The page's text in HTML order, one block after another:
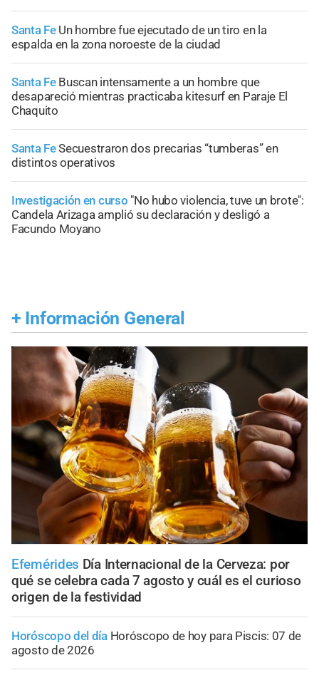
Santa Fe Un hombre fue ejecutado de un tiro en la
espalda en la zona noroeste de la ciudad
Santa Fe Buscan intensamente a un hombre que
desapareció mientras practicaba kitesurf en Paraje El
Chaquito
Santa FeSecuestraron dos precarias “tumberas” en
distintos operativos
Investigación en curso "No hubo violencia, tuve un brote":
Candela Arizaga amplió su declaración y desligó a
Facundo Moyano
+ Información General
Efemérides Día Internacional de la Cerveza: por
qué se celebra cada 7 agosto y cuál es el curioso
origen de la festividad
Horóscopo del día Horóscopo de hoy para Piscis: 07 de
agosto de 2026